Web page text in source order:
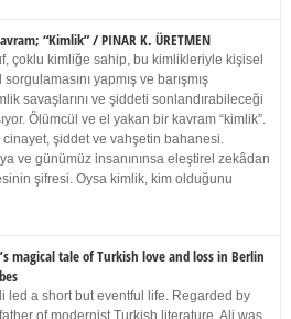
“Kimlik” / PINAR K. ÜRETMEN
çoklu kimliğe sahip, bu kimlikleriyle kişisel
yapmış ve barışmış
savaşlarını ve şiddeti sonlandırabileceği
Ölümcül ve el yakan bir kavram “kimlik”.
cinayet, şiddet ve vahşetin bahanesi.
ve günümüz insanınınsa eleştirel zekâdan
şifresi. Oysa kimlik, kim olduğunu
magical tale of Turkish love and loss in Berlin
led a short but eventful life. Regarded by
of modernist Turkish literature, Ali was